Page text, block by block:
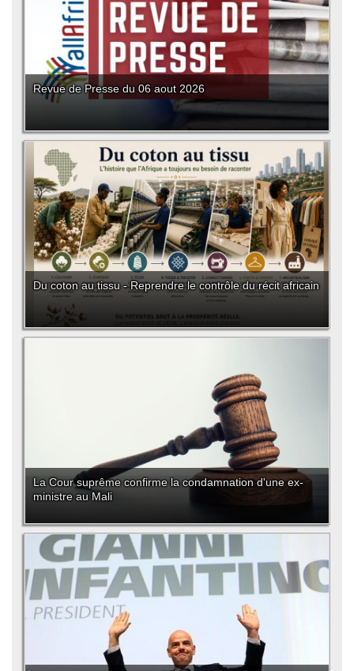
Revue de Presse du 06 aout 2026
Du coton au tissu - Reprendre le contrôle du récit africain
La Cour suprême confirme la condamnation d'une ex-
ministre au Mali